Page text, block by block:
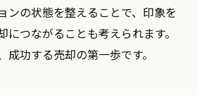
ンの状態を整えることで、印象を
につながることも考えられます。
功する売却の第一歩です。